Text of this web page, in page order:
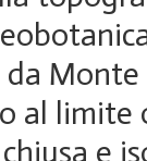
Monte
al
e